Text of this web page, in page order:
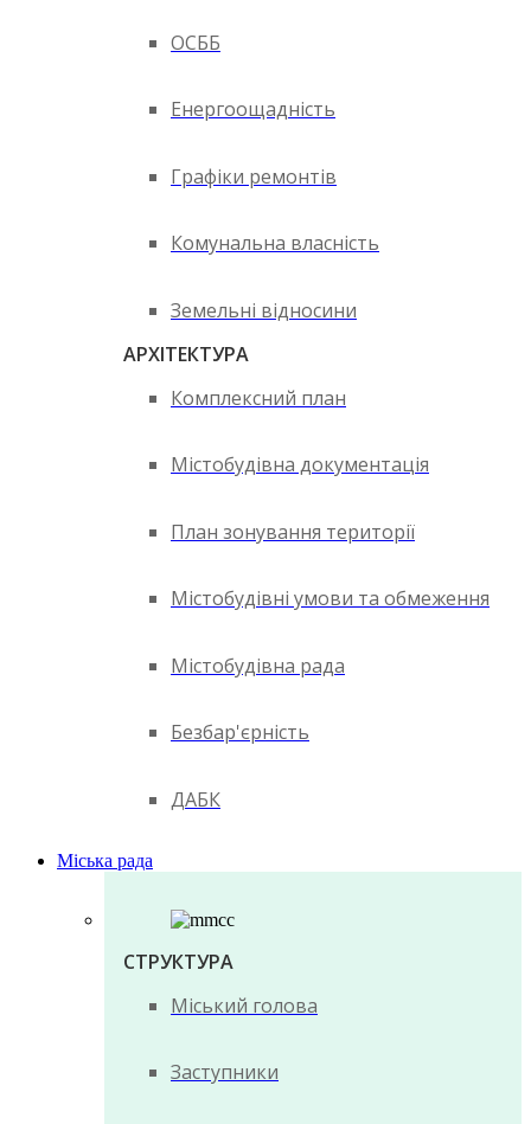
ОСББ
Енергоощадність
Графіки ремонтів
Комунальна власність
Земельні відносини
АРХІТЕКТУРА
Комплексний план
Містобудівна документація
План зонування території
Містобудівні умови та обмеження
Містобудівна рада
Безбар'єрність
ДАБК
Міська рада
СТРУКТУРА
Міський голова
Заступники